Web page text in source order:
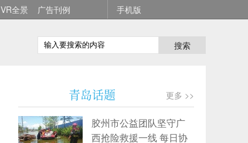
VR全景 广告刊例 手机版
搜索
青岛话题 更多 >>
胶州市公益团队坚守广
西抢险救援一线 每日协